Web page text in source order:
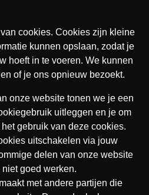
cookies. Cookies zijn kleine
kunnen opslaan, zodat je
hoeft in te voeren. We kunnen
of je ons opnieuw bezoekt.
onze website tonen we je een
uitleggen en je om
gebruik van deze cookies.
uitschakelen via jouw
delen van onze website
goed werken.
met andere partijen die